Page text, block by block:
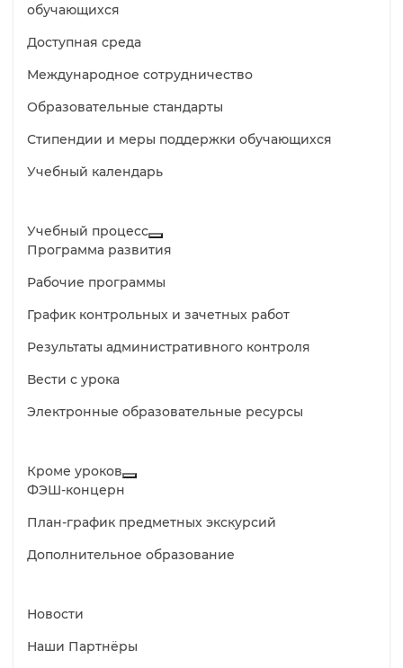
обучающихся
Доступная среда
Международное сотрудничество
Образовательные стандарты
Стипендии и меры поддержки обучающихся
Учебный календарь
Учебный процесс
Программа развития
Рабочие программы
График контрольных и зачетных работ
Результаты административного контроля
Вести с урока
Электронные образовательные ресурсы
Кроме уроков
ФЭШ-концерн
План-график предметных экскурсий
Дополнительное образование
Новости
Наши Партнёры